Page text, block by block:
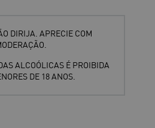
DIRIJA. APRECIE COM
ALCOÓLICAS É PROIBIDA
DE 18 ANOS.